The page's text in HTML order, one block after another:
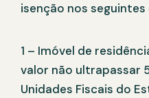
isenção nos seguintes
1 – Imóvel de
valor não ultrapassar
Unidades Fiscais do